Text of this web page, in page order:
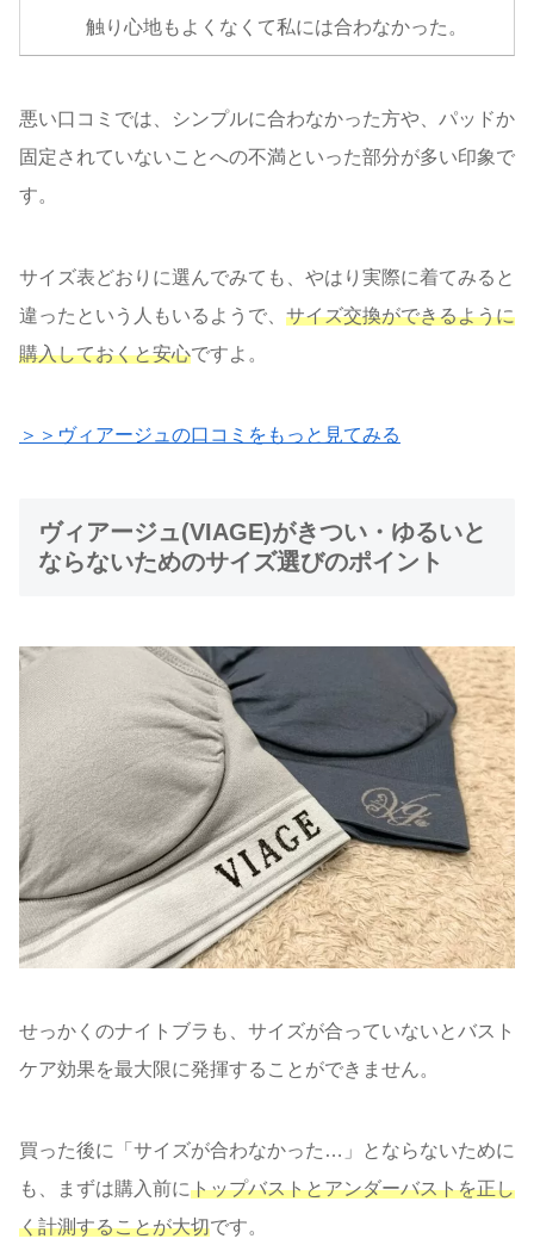
触り心地もよくなくて私には合わなかった。
悪い口コミでは、シンプルに合わなかった方や、パッドか
固定されていないことへの不満といった部分が多い印象で
す。
サイズ表どおりに選んでみても、やはり実際に着てみると
違ったという人もいるようで、 サイズ交換ができるように
購入しておくと安心ですよ。
＞＞ヴィアージュの口コミをもっと見てみる
ヴィアージュ(VIAGE)がきつい・ゆるいと
ならないためのサイズ選びのポイント
せっかくのナイトブラも、サイズが合っていないとバスト
ケア効果を最大限に発揮することができません。
買った後に「サイズが合わなかった…」とならないために
も、まずは購入前にトップバストとアンダーバストを正し
く計測することが大切です。